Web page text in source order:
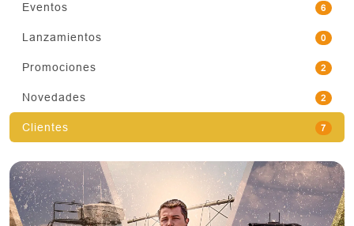
Eventos 6
Lanzamientos 0
Promociones 2
Novedades 2
Clientes 7